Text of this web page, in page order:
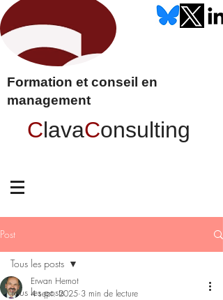
Formation et conseil en
management
ClavaConsulting
Post
Tous les posts
Tous les posts
Erwan Hernot
4 sept. 2025 3 min de lecture